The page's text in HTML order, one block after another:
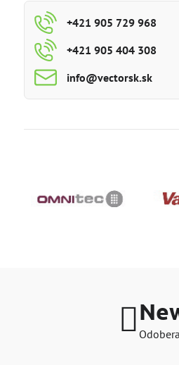
+421 905 729 968
+421 905 404 308
info​@vectorsk​.sk